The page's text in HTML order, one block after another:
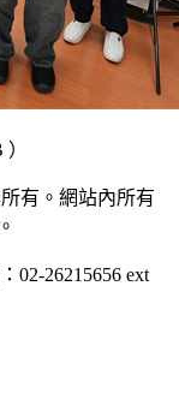
有。網站內所有
02-26215656 ext